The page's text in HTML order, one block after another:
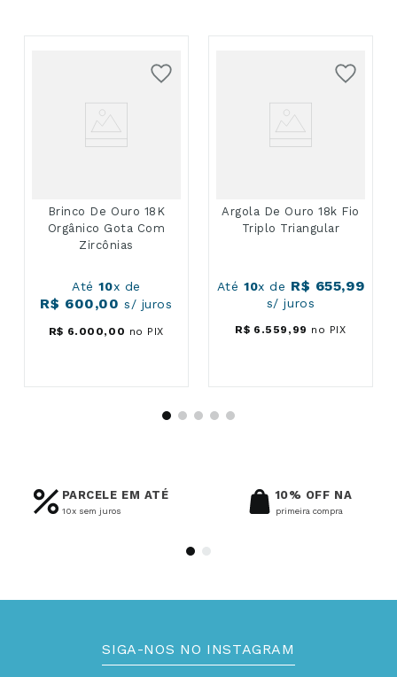
Brinco De Ouro 18K
Orgânico Gota Com
Zircônias
Até10x de
R$ 600,00 s/ juros
R$ 6. 000, 00 no PIX
Argola De Ouro 18k Fio
Triplo Triangular
Até10x de R$ 655,99
s/ juros
R$ 6 .559 , 99 no PIX
PARCELE EM ATÉ
10x sem juros
10% OFF NA
primeira compra
SIGA-NOS NO INSTAGRAM